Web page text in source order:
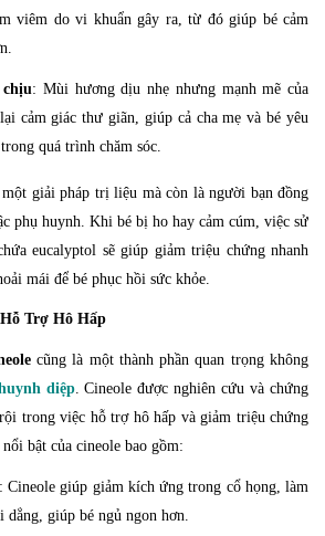
viêm do vi khuẩn gây ra, từ đó giúp bé cảm
: Mùi hương dịu nhẹ nhưng mạnh mẽ của
cảm giác thư giãn, giúp cả cha mẹ và bé yêu
quá trình chăm sóc.
giải pháp trị liệu mà còn là người bạn đồng
phụ huynh. Khi bé bị ho hay cảm cúm, việc sử
eucalyptol sẽ giúp giảm triệu chứng nhanh
mái để bé phục hồi sức khỏe.
Trợ Hô Hấp
cũng là một thành phần quan trọng không
diệp. Cineole được nghiên cứu và chứng
trong việc hỗ trợ hô hấp và giảm triệu chứng
bật của cineole bao gồm:
Cineole giúp giảm kích ứng trong cổ họng, làm
dẳng, giúp bé ngủ ngon hơn.